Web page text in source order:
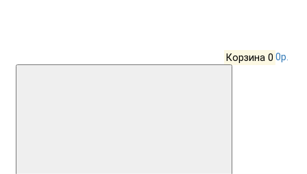
Корзина 0 0р.